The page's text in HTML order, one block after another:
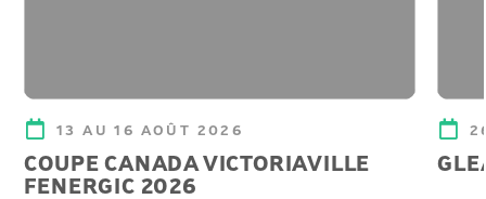
13 AU 16 AOÛT 2026
COUPE CANADA VICTORIAVILLE
FENERGIC 2026